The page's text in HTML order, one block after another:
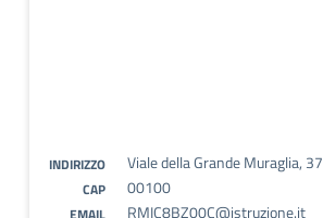
INDIRIZZO Viale della Grande Muraglia, 37
CAP 00100
RMIC8BZ00C@istruzione.it